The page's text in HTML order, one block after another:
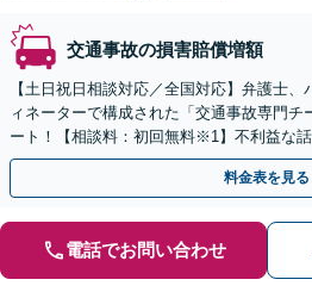
交通事故の損害賠償増額
【土日祝日相談対応／全国対応】弁護士
ィネーターで構成された「交通事故専門チ
ート！【相談料：初回無料※1】不利益な話
ぐ相談！
料金表を見る
電話でお問い合わせ